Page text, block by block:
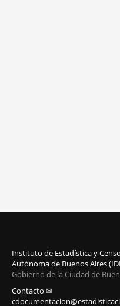
Instituto de Estadística y
Autónoma de Buenos Aires
Gobierno de la Ciudad de
Contacto ✉